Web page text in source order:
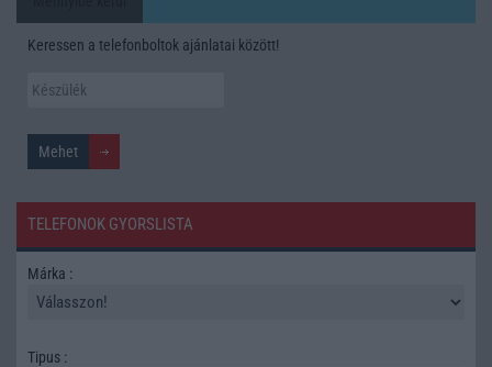
Keressen a telefonboltok ajánlatai között!
TELEFONOK GYORSLISTA
Márka :
Tipus :